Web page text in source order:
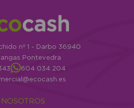
nº 1 - Darbo 36940
Pontevedra
604 034 204
NOSOTROS